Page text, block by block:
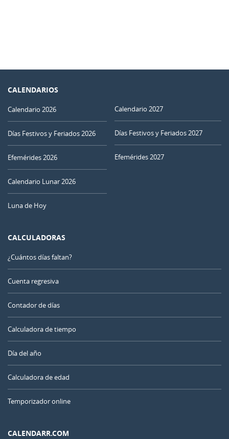
CALENDARIOS
Calendario 2026
Días Festivos y Feriados 2026
Efemérides 2026
Calendario Lunar 2026
Luna de Hoy
Calendario 2027
Días Festivos y Feriados 2027
Efemérides 2027
CALCULADORAS
¿Cuántos días faltan?
Cuenta regresiva
Contador de días
Calculadora de tiempo
Día del año
Calculadora de edad
Temporizador online
CALENDARR.COM